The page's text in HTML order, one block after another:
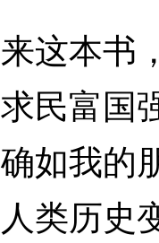
本书
民富国
如我的
类历史